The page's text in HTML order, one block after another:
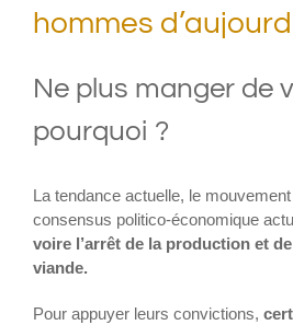
hommes
Ne plus manger de
pourquoi ?
La tendance actuelle, le
consensus politico-économique
voire l’arrêt de la production et
viande.
Pour appuyer leurs convictions,